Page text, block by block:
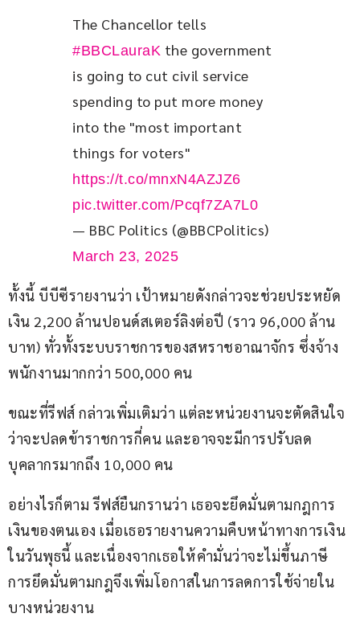
The Chancellor tells
#BBCLauraK the government
is going to cut civil service
spending to put more money
into the "most important
things for voters"
https://t.co/mnxN4AZJZ6
pic.twitter.com/Pcqf7ZA7L0
— BBC Politics (@BBCPolitics)
March 23, 2025
ทั้งนี้ บีบีซีรายงานว่า เป้าหมายดังกล่าวจะช่วยประหยัด
เงิน 2,200 ล้านปอนด์สเตอร์ลิงต่อปี (ราว 96,000 ล้าน
บาท) ทั่วทั้งระบบราชการของสหราชอาณาจักร ซึ่งจ้าง
พนักงานมากกว่า 500,000 คน
ขณะที่รีฟส์ กล่าวเพิ่มเติมว่า แต่ละหน่วยงานจะตัดสินใจ
ว่าจะปลดข้าราชการกี่คน และอาจจะมีการปรับลด
บุคลากรมากถึง 10,000 คน
อย่างไรก็ตาม รีฟส์ยืนกรานว่า เธอจะยึดมั่นตามกฎการ
เงินของตนเอง เมื่อเธอรายงานความคืบหน้าทางการเงิน
ในวันพุธนี้ และเนื่องจากเธอให้คำมั่นว่าจะไม่ขึ้นภาษี
การยึดมั่นตามกฎจึงเพิ่มโอกาสในการลดการใช้จ่ายใน
บางหน่วยงาน